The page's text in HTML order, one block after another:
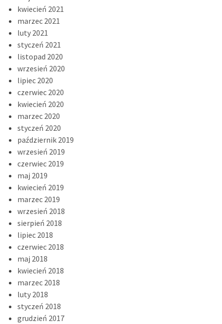
kwiecień 2021
marzec 2021
luty 2021
styczeń 2021
listopad 2020
wrzesień 2020
lipiec 2020
czerwiec 2020
kwiecień 2020
marzec 2020
styczeń 2020
październik 2019
wrzesień 2019
czerwiec 2019
maj 2019
kwiecień 2019
marzec 2019
wrzesień 2018
sierpień 2018
lipiec 2018
czerwiec 2018
maj 2018
kwiecień 2018
marzec 2018
luty 2018
styczeń 2018
grudzień 2017